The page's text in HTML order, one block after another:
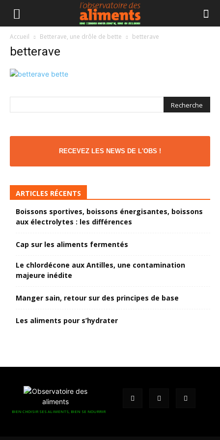
Accueil Betterave, une drôle de bette betterave
betterave
RECEVEZ LES NEWS DE L'OBS !
ARTICLES RÉCENTS
Boissons sportives, boissons énergisantes, boissons
aux électrolytes : les différences
Cap sur les aliments fermentés
Le chlordécone aux Antilles, une contamination
majeure inédite
Manger sain, retour sur des principes de base
Les aliments pour s’hydrater
BIEN CHOISIR SES ALIMENTS, BIEN SE NOURRIR